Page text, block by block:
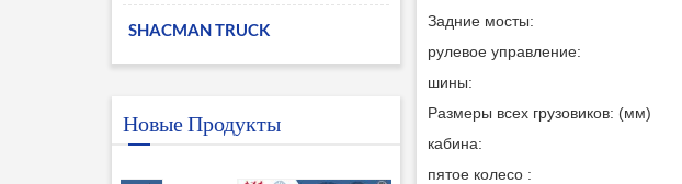
SHACMAN TRUCK
Новые Продукты
Задние мосты:
рулевое управление:
шины:
Размеры всех грузовиков: (мм)
кабина:
пятое колесо :